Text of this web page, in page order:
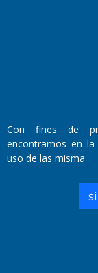
Propietario: El Diario
Director Periodístico:
Walter René Goñi
Domicilio Legal: José
Santa Rosa, La
Con fines de
encontramos en la
uso de las misma